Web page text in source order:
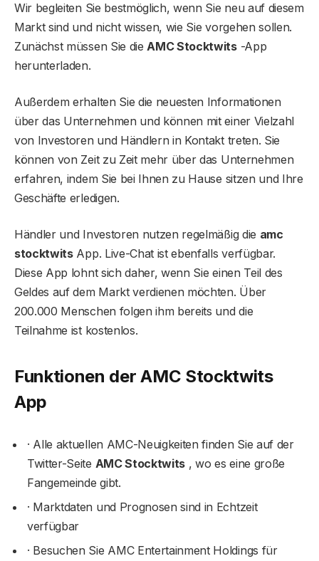
Wir begleiten Sie bestmöglich, wenn Sie neu auf diesem
Markt sind und nicht wissen, wie Sie vorgehen sollen.
Zunächst müssen Sie dieAMC Stocktwits-App
herunterladen.
Außerdem erhalten Sie die neuesten Informationen
über das Unternehmen und können mit einer Vielzahl
von Investoren und Händlern in Kontakt treten. Sie
können von Zeit zu Zeit mehr über das Unternehmen
erfahren, indem Sie bei Ihnen zu Hause sitzen und Ihre
Geschäfte erledigen.
Händler und Investoren nutzen regelmäßig die amc
stocktwitsApp. Live-Chat ist ebenfalls verfügbar.
Diese App lohnt sich daher, wenn Sie einen Teil des
Geldes auf dem Markt verdienen möchten. Über
200.000 Menschen folgen ihm bereits und die
Teilnahme ist kostenlos.
Funktionen der AMC Stocktwits
App
· Alle aktuellen AMC-Neuigkeiten finden Sie auf der
Twitter-Seite AMC Stocktwits , wo es eine große
Fangemeinde gibt.
· Marktdaten und Prognosen sind in Echtzeit
verfügbar
· Besuchen Sie AMC Entertainment Holdings für